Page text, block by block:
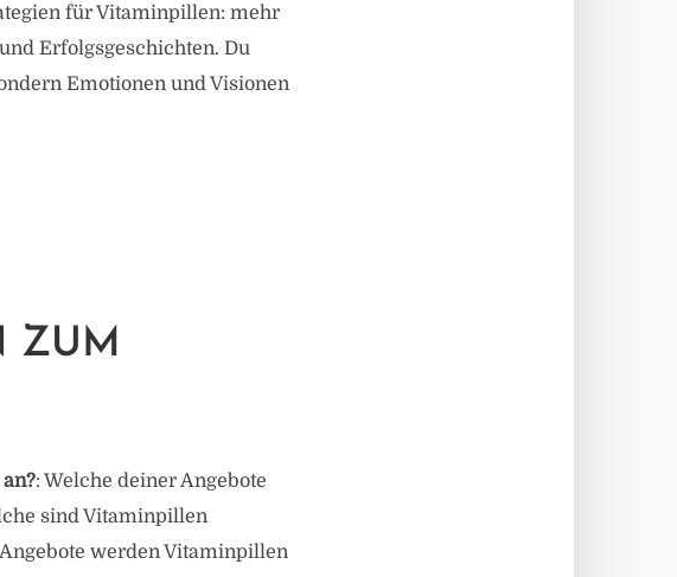
für Vitaminpillen: mehr
Erfolgsgeschichten. Du
Emotionen und Visionen
ZUM
: Welche deiner Angebote
sind Vitaminpillen
werden Vitaminpillen